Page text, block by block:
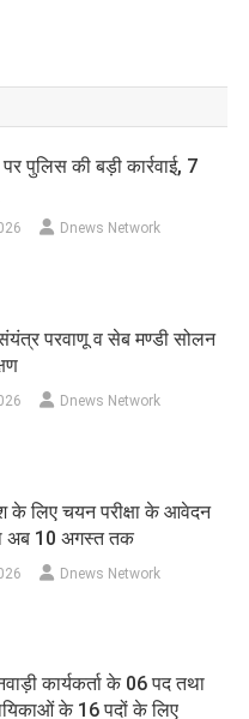
पुलिस की बड़ी कार्रवाई, 7
Dnews Network
परवाणू व सेब मण्डी सोलन
Dnews Network
के लिए चयन परीक्षा के आवेदन
अब 10 अगस्त तक
Dnews Network
कार्यकर्ता के 06 पद तथा
के 16 पदों के लिए